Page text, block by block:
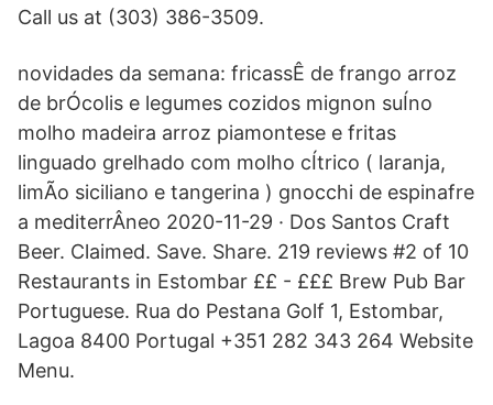
Call us at (303) 386-3509.
novidades da semana: fricassÊ de frango arroz
de brÓcolis e legumes cozidos mignon suÍno
molho madeira arroz piamontese e fritas
linguado grelhado com molho cÍtrico ( laranja,
limÃo siciliano e tangerina ) gnocchi de espinafre
a mediterrÂneo 2020-11-29 · Dos Santos Craft
Beer. Claimed. Save. Share. 219 reviews #2 of 10
Restaurants in Estombar ££ - £££ Brew Pub Bar
Portuguese. Rua do Pestana Golf 1, Estombar,
Lagoa 8400 Portugal +351 282 343 264 Website
Menu.